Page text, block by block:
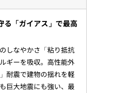
る「ガイアス」で最高
しなやかさ「粘り抵抗
ギーを吸収。高性能外
耐震で建物の揺れを軽
巨大地震にも強い、最